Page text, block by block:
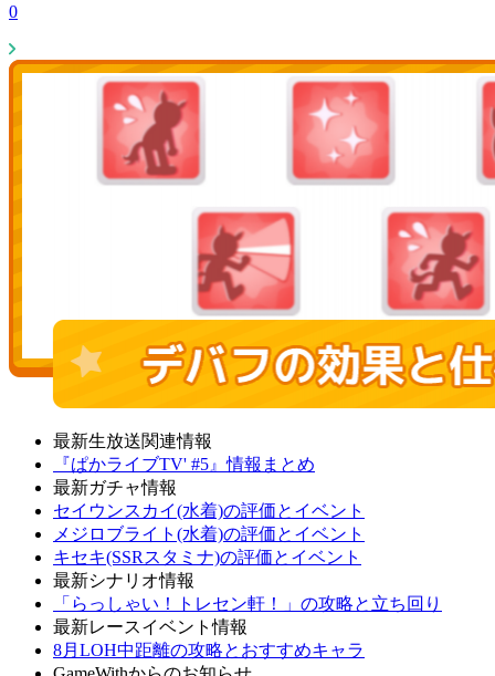
0
最新生放送関連情報
『ぱかライブTV' #5』情報まとめ
最新ガチャ情報
セイウンスカイ(水着)の評価とイベント
メジロブライト(水着)の評価とイベント
キセキ(SSRスタミナ)の評価とイベント
最新シナリオ情報
「らっしゃい！トレセン軒！」の攻略と立ち回り
最新レースイベント情報
8月LOH中距離の攻略とおすすめキャラ